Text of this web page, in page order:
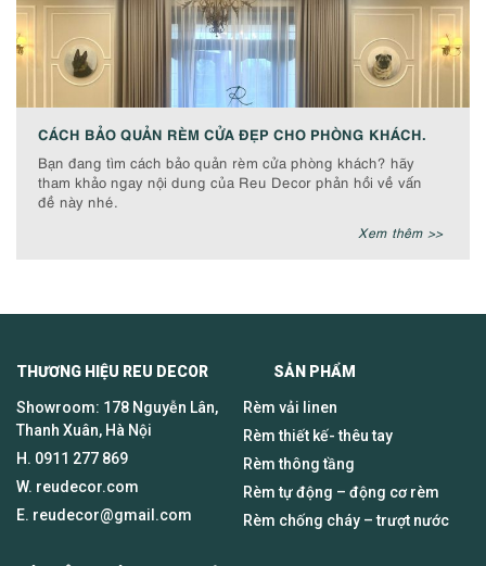
CÁCH BẢO QUẢN RÈM CỬA ĐẸP CHO PHÒNG KHÁCH.
Bạn đang tìm cách bảo quản rèm cửa phòng khách? hãy
tham khảo ngay nội dung của Reu Decor phản hồi về vấn
đề này nhé.
Xem thêm >>
THƯƠNG HIỆU REU DECOR SẢN PHẨM
Showroom: 178 Nguyễn Lân,
Thanh Xuân, Hà Nội
H. 0911 277 869
W. reudecor.com
E. reudecor@gmail.com
Rèm vải linen
Rèm thiết kế- thêu tay
Rèm thông tầng
Rèm tự động – động cơ rèm
Rèm chống cháy – trượt nước